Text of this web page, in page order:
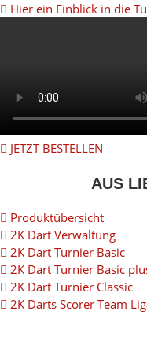
Hier ein Einblick in die
JETZT BESTELLEN
AUS
Produktübersicht
2K Dart Verwaltung
2K Dart Turnier Basic
2K Dart Turnier Basic
2K Dart Turnier Classic
2K Darts Scorer Team